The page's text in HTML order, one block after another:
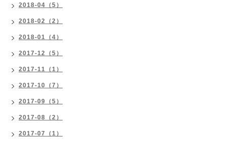
2018-04（5）
2018-02（2）
2018-01（4）
2017-12（5）
2017-11（1）
2017-10（7）
2017-09（5）
2017-08（2）
2017-07（1）